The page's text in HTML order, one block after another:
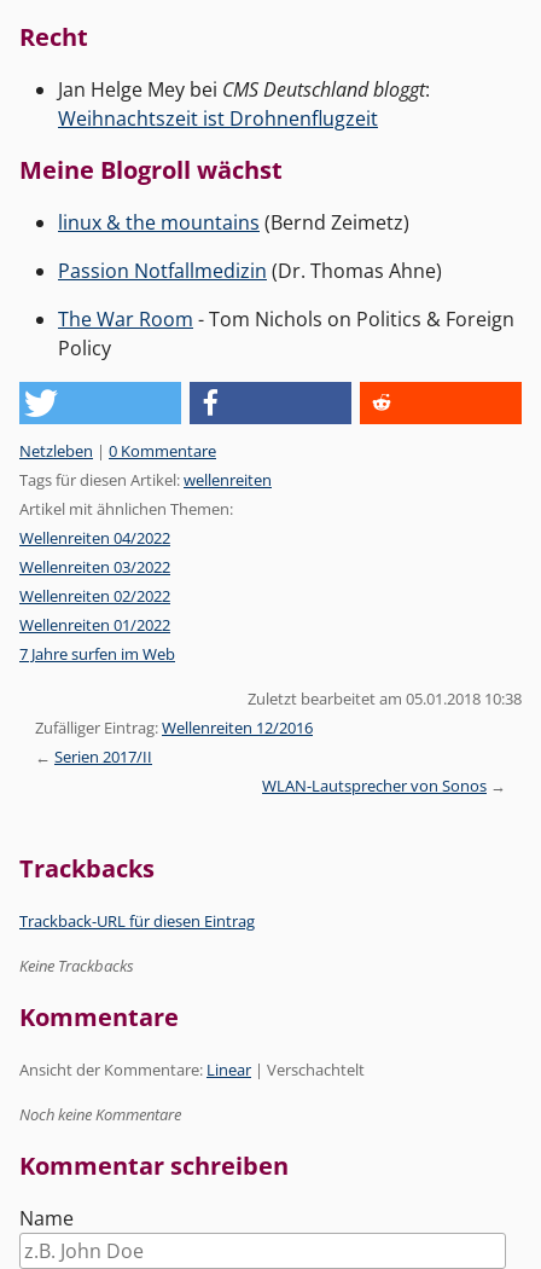
Recht
Jan Helge Mey bei CMS Deutschland bloggt:
Weihnachtszeit ist Drohnenflugzeit
Meine Blogroll wächst
linux & the mountains (Bernd Zeimetz)
Passion Notfallmedizin (Dr. Thomas Ahne)
The War Room - Tom Nichols on Politics & Foreign
Policy
Kategorien:
Netzleben | 0 Kommentare
Tags für diesen Artikel:wellenreiten
Artikel mit ähnlichen Themen:
Wellenreiten 04/2022
Wellenreiten 03/2022
Wellenreiten 02/2022
Wellenreiten 01/2022
7 Jahre surfen im Web
Zuletzt bearbeitet am 05.01.2018 10:38
Zufälliger Eintrag:Wellenreiten 12/2016
Serien 2017/II
WLAN-Lautsprecher von Sonos
Trackbacks
Trackback-URL für diesen Eintrag
Keine Trackbacks
Kommentare
Ansicht der Kommentare: Linear | Verschachtelt
Noch keine Kommentare
Kommentar schreiben
Name